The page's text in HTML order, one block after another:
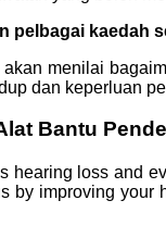
pelbagai kaedah
menilai
dan keperluan
Bantu
hearing loss and
by improving